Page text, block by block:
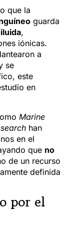
que la
guarda
,
iónicas.
a
se
este
en
Marine
han
en el
que no
de un recurso
definida
por el